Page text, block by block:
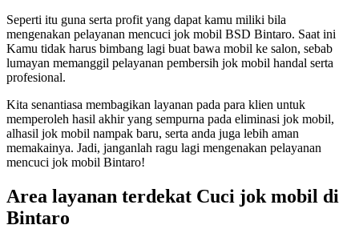
Seperti itu guna serta profit yang dapat kamu miliki bila
mengenakan pelayanan mencuci jok mobil BSD Bintaro. Saat ini
Kamu tidak harus bimbang lagi buat bawa mobil ke salon, sebab
lumayan memanggil pelayanan pembersih jok mobil handal serta
profesional.
Kita senantiasa membagikan layanan pada para klien untuk
memperoleh hasil akhir yang sempurna pada eliminasi jok mobil,
alhasil jok mobil nampak baru, serta anda juga lebih aman
memakainya. Jadi, janganlah ragu lagi mengenakan pelayanan
mencuci jok mobil Bintaro!
Area layanan terdekat Cuci jok mobil di
Bintaro